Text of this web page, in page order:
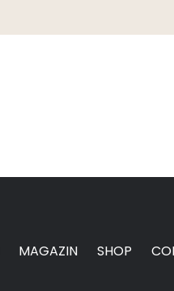
MAGAZIN SHOP